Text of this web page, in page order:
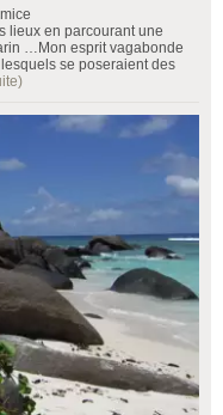
lieux en parcourant une
…Mon esprit vagabonde
se poseraient des